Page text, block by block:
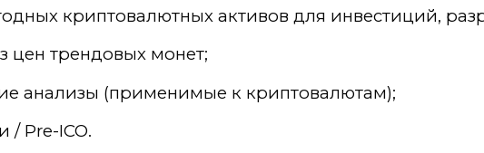
криптовалютных активов для инвестиций,
цен трендовых монет;
анализы (применимые к криптовалютам);
/ Pre-ICO.